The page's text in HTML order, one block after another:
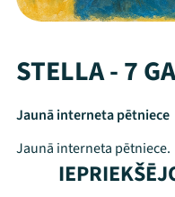
STELLA - 7
Jaunā interneta pētniece
Jaunā interneta pētniece.